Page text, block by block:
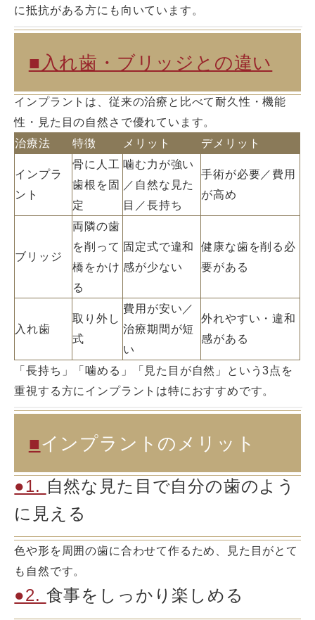
に抵抗がある方にも向いています。
■入れ歯・ブリッジとの違い
インプラントは、従来の治療と比べて耐久性・機能
性・見た目の自然さで優れています。
治療法
特徴 メリット デメリット
インプラ
ント
骨に人工
歯根を固
定
噛む力が強い
／自然な見た
目／長持ち
手術が必要／費用
が高め
ブリッジ
両隣の歯
を削って
橋をかけ
る
固定式で違和
感が少ない
健康な歯を削る必
要がある
入れ歯
取り外し
式
費用が安い／
治療期間が短
い
外れやすい・違和
感がある
「長持ち」「噛める」「見た目が自然」という3点を
重視する方にインプラントは特におすすめです。
■インプラントのメリット
●1. 自然な見た目で自分の歯のよう
に見える
色や形を周囲の歯に合わせて作るため、見た目がとて
も自然です。
●2. 食事をしっかり楽しめる